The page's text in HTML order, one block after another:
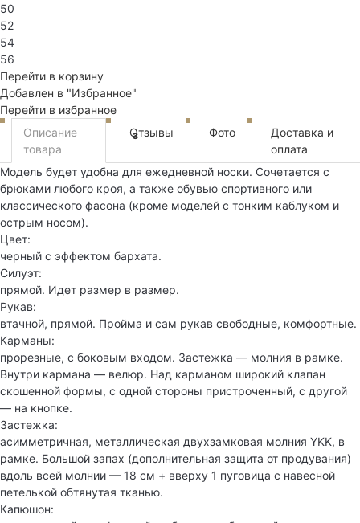
50
52
54
56
Перейти в корзину
Добавлен в "Избранное"
Перейти в избранное
Описание
товара
Отзывы
3 Фото
Доставка и
оплата
Модель будет удобна для ежедневной носки. Сочетается с
брюками любого кроя, а также обувью спортивного или
классического фасона (кроме моделей с тонким каблуком и
острым носом).
Цвет:
черный с эффектом бархата.
Силуэт:
прямой. Идет размер в размер.
Рукав:
втачной, прямой. Пройма и сам рукав свободные, комфортные.
Карманы:
прорезные, с боковым входом. Застежка — молния в рамке.
Внутри кармана — велюр. Над карманом широкий клапан
скошенной формы, с одной стороны пристроченный, с другой
— на кнопке.
Застежка:
асимметричная, металлическая двухзамковая молния YKK, в
рамке. Большой запах (дополнительная защита от продувания)
вдоль всей молнии — 18 см + вверху 1 пуговица с навесной
петелькой обтянутая тканью.
Капюшон: